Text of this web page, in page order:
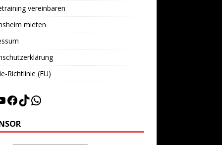
vereinbaren
mieten
Richtlinie (EU)